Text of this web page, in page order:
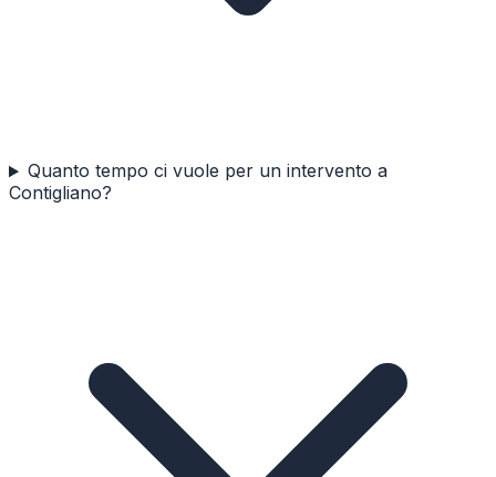
Quanto tempo ci vuole per un intervento a
Contigliano?